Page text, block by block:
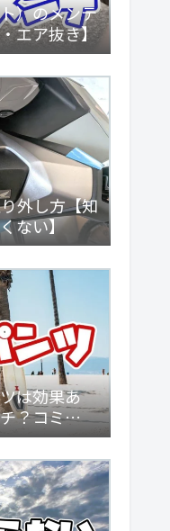
）のメンテ
エア抜き】
外し方【知
ない】
は効果あ
？コミ